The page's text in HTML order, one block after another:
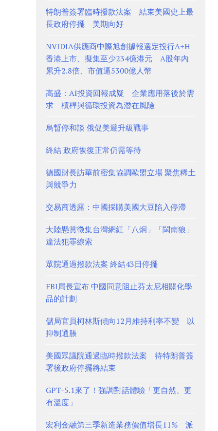
特朗普簽署臨時撥款法案 結束美國史上最
長政府停擺 美期向好
NVIDIA供應商中際旭創據報選定投行A+H
香港上市、擬集至少234億港元 A股年內
累升2.8倍、市值逼5300億人幣
高盛：AI投資回報成疑 企業應用落後於需
求 槓桿與循環投資為潛在風險
烏暫停和談 俄促美避升級戰事
終結 政府恢復正常仍需等待
德國財長訪華前密集協調歐盟立場 聚焦稀土
與競爭力
交易商透露：中國採購美國大豆陷入停滯
大陸懸賞徵集台灣網紅「八炯」「閩南狼」
違法犯罪線索
眾院通過撥款法案 終結43日停擺
FBI局長宣布 中國同意阻止芬太尼相關化學
品的計劃
儲局官員柯林斯傾向12月維持利率不變 以
抑制通脹
美國眾議院通過臨時撥款法案 待特朗普簽
署後政府停擺將結束
GPT-5.1來了！強調對話體驗「更自然、更
有溫度」
宏利金融第三季新造業務價值增長11% 派